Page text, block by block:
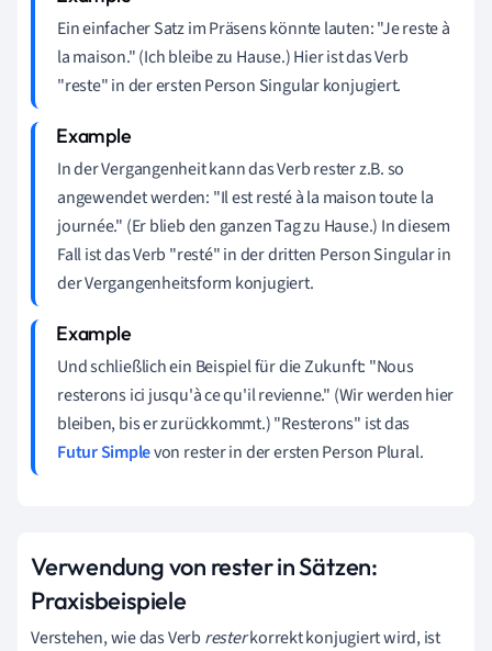
Ein einfacher Satz im Präsens könnte lauten: "Je reste à
la maison." (Ich bleibe zu Hause.) Hier ist das Verb
"reste" in der ersten Person Singular konjugiert.
In der Vergangenheit kann das Verb rester z.B. so
angewendet werden: "Il est resté à la maison toute la
journée." (Er blieb den ganzen Tag zu Hause.) In diesem
Fall ist das Verb "resté" in der dritten Person Singular in
der Vergangenheitsform konjugiert.
Und schließlich ein Beispiel für die Zukunft: "Nous
resterons ici jusqu'à ce qu'il revienne." (Wir werden hier
bleiben, bis er zurückkommt.) "Resterons" ist das
Futur Simplevon rester in der ersten Person Plural.
Verwendung von rester in Sätzen:
Praxisbeispiele
Verstehen, wie das Verb resterkorrekt konjugiert wird, ist